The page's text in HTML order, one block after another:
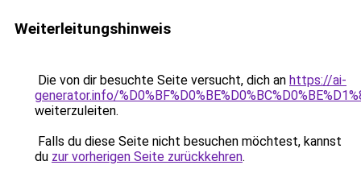
Weiterleitungshinweis
Die von dir besuchte Seite versucht, dich an https://ai-
generator.info/
weiterzuleiten.
Falls du diese Seite nicht besuchen möchtest, kannst
du zur vorherigen Seite zurückkehren.